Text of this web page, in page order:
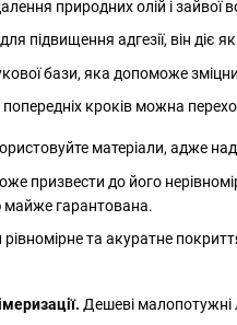
природних олій і зайвої
підвищення адгезії, він
бази, яка допоможе
кроків можна
матеріали, адже
призвести до його
майже гарантована.
та акуратне
Дешеві малопотужні